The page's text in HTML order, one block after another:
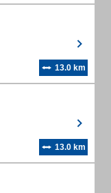
13.0 km
13.0 km